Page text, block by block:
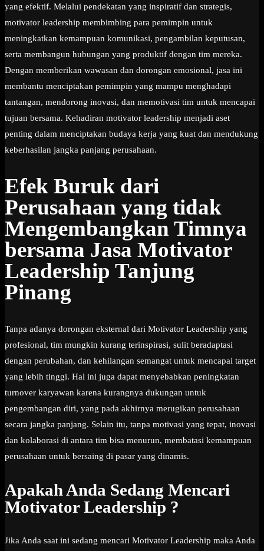
yang efektif. Melalui pendekatan yang inspiratif dan strategis,
motivator leadership membimbing para pemimpin untuk
meningkatkan kemampuan komunikasi, pengambilan keputusan,
serta membangun hubungan yang produktif dengan tim mereka.
Dengan memberikan wawasan dan dorongan emosional, jasa ini
membantu menciptakan pemimpin yang mampu menghadapi
tantangan, mendorong inovasi, dan memotivasi tim untuk mencapai
tujuan bersama. Kehadiran motivator leadership menjadi aset
penting dalam menciptakan budaya kerja yang kuat dan mendukung
keberhasilan jangka panjang perusahaan.
Efek Buruk dari
Perusahaan yang tidak
Mengembangkan Timnya
bersama Jasa Motivator
Leadership Tanjung
Pinang
Tanpa adanya dorongan eksternal dari Motivator Leadership yang
profesional, tim mungkin kurang terinspirasi, sulit beradaptasi
dengan perubahan, dan kehilangan semangat untuk mencapai target
yang lebih tinggi. Hal ini juga dapat menyebabkan peningkatan
turnover karyawan karena kurangnya dukungan untuk
pengembangan diri, yang pada akhirnya merugikan perusahaan
secara jangka panjang. Selain itu, tanpa motivasi yang tepat, inovasi
dan kolaborasi di antara tim bisa menurun, membatasi kemampuan
perusahaan untuk bersaing di pasar yang dinamis.
Apakah Anda Sedang Mencari
Motivator Leadership ?
Jika Anda saat ini sedang mencari Motivator Leadership maka Anda